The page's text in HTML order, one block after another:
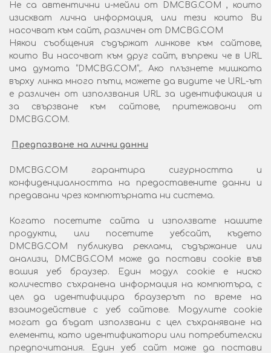
Не са автентични и-мейли от DMCBG.COM , които
изискват лична информация, или тези които Ви
насочват към сайт, различен от DMCBG.COM
Някои съобщения съдържат линкове към сайтове,
които Ви насочват към друг сайт, въпреки че в URL
има думата “DMCBG.COM“,. Ако плъзнете мишката
върху линка много пъти, можете да видите че URL-ът
е различен от използвания URL за идентификация и
за свързване към сайтове, притежавани от
DMCBG.COM.
Предпазване на лични данни
DMCBG.COM гарантира сигурността и
конфиденциалността на предоставените данни и
предавани чрез компютърната ни система.
Когато посетите сайта и използвате нашите
продукти, или посетите уебсайт, където
DMCBG.COM публикува реклами, съдържание или
анализи, DMCBG.COM може да постави cookie във
вашия уеб браузер. Един модул cookie е ниско
количество съхранена информация на компютъра, с
цел да идентифицира браузерът по време на
взаимодействие с уеб сайтове. Модулите cookie
могат да бъдат използвани с цел съхраняване на
елементи, като идентификатори или потребителски
предпочитания. Един уеб сайт може да постави